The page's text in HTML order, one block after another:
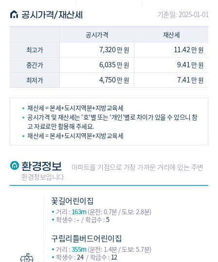
공시가격/재산세 기준일: 2025-01-01
공시가격
재산세
최고가
7,320만 원 11.42 만 원
중간가
6,035만 원 9.41 만 원
최저가
4,750만 원 7.41 만 원
재산세 = 본세+도시지역분+지방교육세
공시가격 및 재산세는 '호'별 또는 '개인'별로 차이가 있을 수 있으니 참
고 자료로만 활용해 주세요.
재산세 = 본세+도시지역분+지방교육세
환경정보
아파트를 기점으로 가장 가까운 거리에 있는 주변
환경정보입니다
꽃길어린이집
거리 : 163m(운전: 0.7분 / 도보: 2.8분)
학생수 :- 학급수 :5
구립리틀버드어린이집
거리 :355m(운전: 1.4분 / 도보: 5.7분)
학생수 :24 학급수 : 12